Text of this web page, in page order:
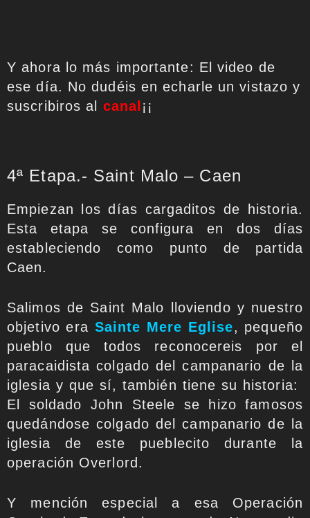
Y ahora lo más importante: El video de
ese día. No dudéis en echarle un vistazo y
suscribiros al canal ¡¡
4ª Etapa.- Saint Malo – Caen
Empiezan los días cargaditos de historia.
Esta etapa se configura en dos días
estableciendo como punto de partida
Caen.
Salimos de Saint Malo lloviendo y nuestro
objetivo era Sainte Mere Eglise, pequeño
pueblo que todos reconocereis por el
paracaidista colgado del campanario de la
iglesia y que sí, también tiene su historia:
El soldado John Steele se hizo famosos
quedándose colgado del campanario de la
iglesia de este pueblecito durante la
operación Overlord.
Y mención especial a esa Operación